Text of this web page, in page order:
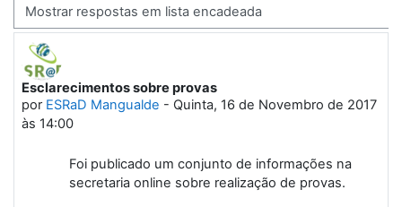
Modo de visualização
Esclarecimentos sobre provas
por ESRaD Mangualde - Quinta, 16 de Novembro de 2017
às 14:00
Número de respostas: 0
Foi publicado um conjunto de informações na
secretaria online sobre realização de provas.